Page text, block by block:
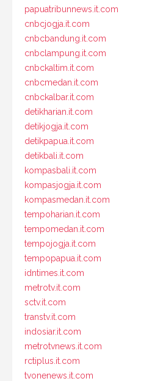
papuatribunnews.it.com
cnbcjogja.it.com
cnbcbandung.it.com
cnbclampung.it.com
cnbckaltim.it.com
cnbcmedan.it.com
cnbckalbar.it.com
detikharian.it.com
detikjogja.it.com
detikpapua.it.com
detikbali.it.com
kompasbali.it.com
kompasjogja.it.com
kompasmedan.it.com
tempoharian.it.com
tempomedan.it.com
tempojogja.it.com
tempopapua.it.com
idntimes.it.com
metrotv.it.com
sctv.it.com
transtv.it.com
indosiar.it.com
metrotvnews.it.com
rctiplus.it.com
tvonenews.it.com